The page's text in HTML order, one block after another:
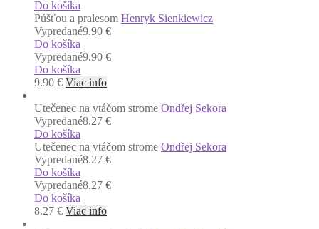
Do košíka
Púšťou a pralesom Henryk Sienkiewicz
Vypredané9.90 €
Do košíka
Vypredané9.90 €
Do košíka
9.90 € Viac info
Utečenec na vtáčom strome Ondřej Sekora
Vypredané8.27 €
Do košíka
Utečenec na vtáčom strome Ondřej Sekora
Vypredané8.27 €
Do košíka
Vypredané8.27 €
Do košíka
8.27 € Viac info